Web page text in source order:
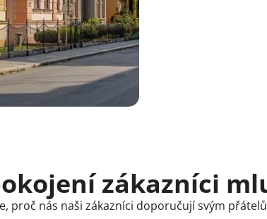
zákazníci
proč nás naši zákazníci doporučují svým